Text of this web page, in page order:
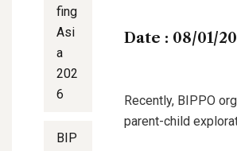
fing
Asi
a
202
6
BIP
Date : 08/01/
Recently, BIPPO
parent-child